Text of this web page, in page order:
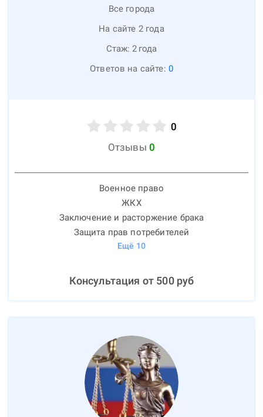
Все города
На сайте 2 года
Стаж: 2 года
Ответов на сайте: 0
0
Отзывы 0
Военное право
ЖКХ
Заключение и расторжение брака
Защита прав потребителей
Ещё 10
Консультация от 500руб